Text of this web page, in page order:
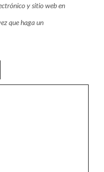
y sitio web en
que haga un